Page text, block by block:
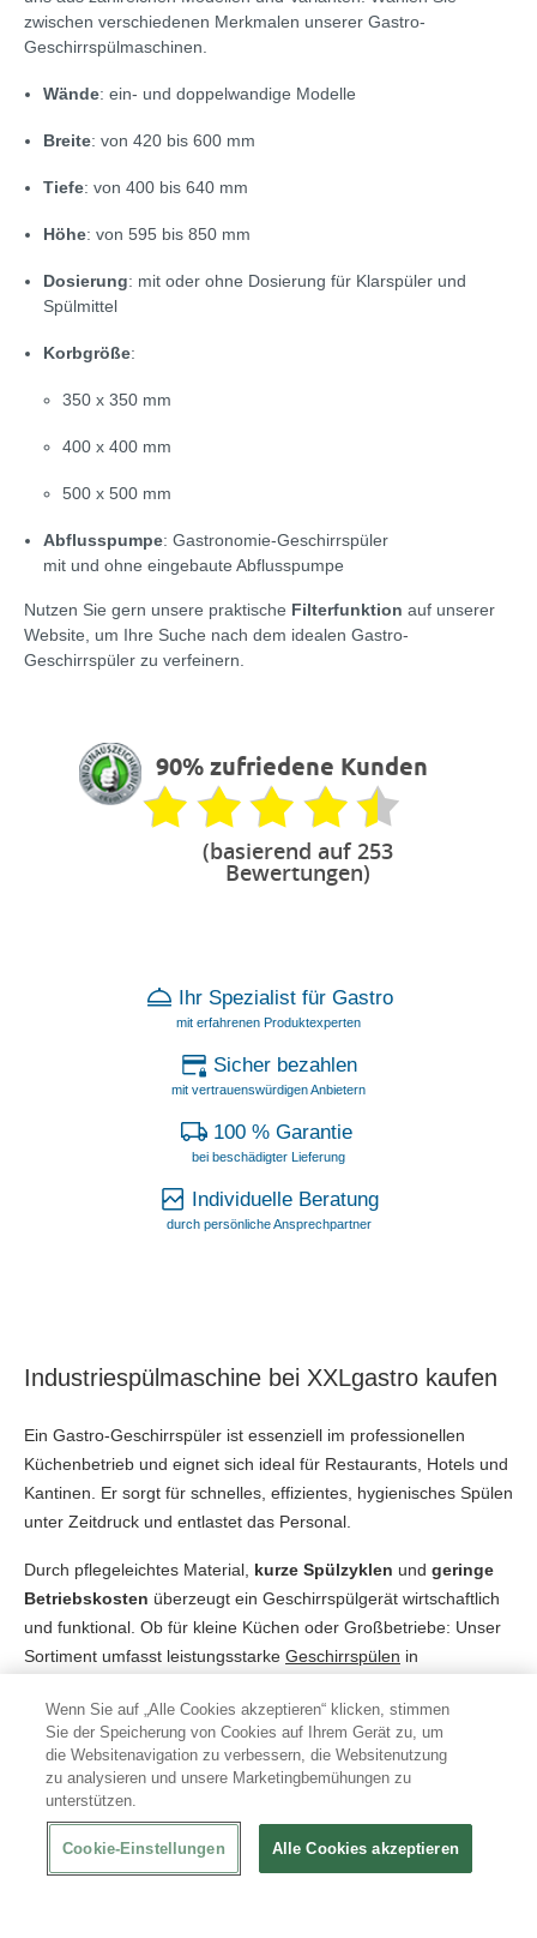
zwischen verschiedenen Merkmalen unserer Gastro-
Geschirrspülmaschinen.
Wände: ein- und doppelwandige Modelle
Breite: von 420 bis 600 mm
Tiefe: von 400 bis 640 mm
Höhe: von 595 bis 850 mm
Dosierung: mit oder ohne Dosierung für Klarspüler und
Spülmittel
Korbgröße:
350 x 350 mm
400 x 400 mm
500 x 500 mm
Abflusspumpe: Gastronomie-Geschirrspüler
mit und ohne eingebaute Abflusspumpe
Nutzen Sie gern unsere praktische Filterfunktion auf unserer
Website, um Ihre Suche nach dem idealen Gastro-
Geschirrspüler zu verfeinern.
90% zufriedene Kunden
(basierend auf 253
Bewertungen)
Ihr Spezialist für Gastro
mit erfahrenen Produktexperten
Sicher bezahlen
mit vertrauenswürdigen Anbietern
100 % Garantie
bei beschädigter Lieferung
Individuelle Beratung
durch persönliche Ansprechpartner
Industriespülmaschine bei XXLgastro kaufen
Ein Gastro-Geschirrspüler ist essenziell im professionellen
Küchenbetrieb und eignet sich ideal für Restaurants, Hotels und
Kantinen. Er sorgt für schnelles, effizientes, hygienisches Spülen
unter Zeitdruck und entlastet das Personal.
Durch pflegeleichtes Material, kurze Spülzyklen und geringe
Betriebskosten überzeugt ein Geschirrspülgerät wirtschaftlich
und funktional. Ob für kleine Küchen oder Großbetriebe: Unser
Sortiment umfasst leistungsstarke Geschirrspülen in
das passende Modell finden.
Gut zu wissen: Neben unterschiedlichen Leistungsstufen
stehen Industriespülmaschinen auch in mehreren
zur Verfügung, damit sie optimal in bestehende Küchenkonzepte
integriert werden können. Wer eine Industriespülmaschine
kaufen möchte, kann je nach Platzangebot und Arbeitsablauf
Wenn Sie auf „Alle Cookies akzeptieren“ klicken, stimmen
Sie der Speicherung von Cookies auf Ihrem Gerät zu, um
die Websitenavigation zu verbessern, die Websitenutzung
zu analysieren und unsere Marketingbemühungen zu
unterstützen.
Cookie-Einstellungen Alle Cookies akzeptieren